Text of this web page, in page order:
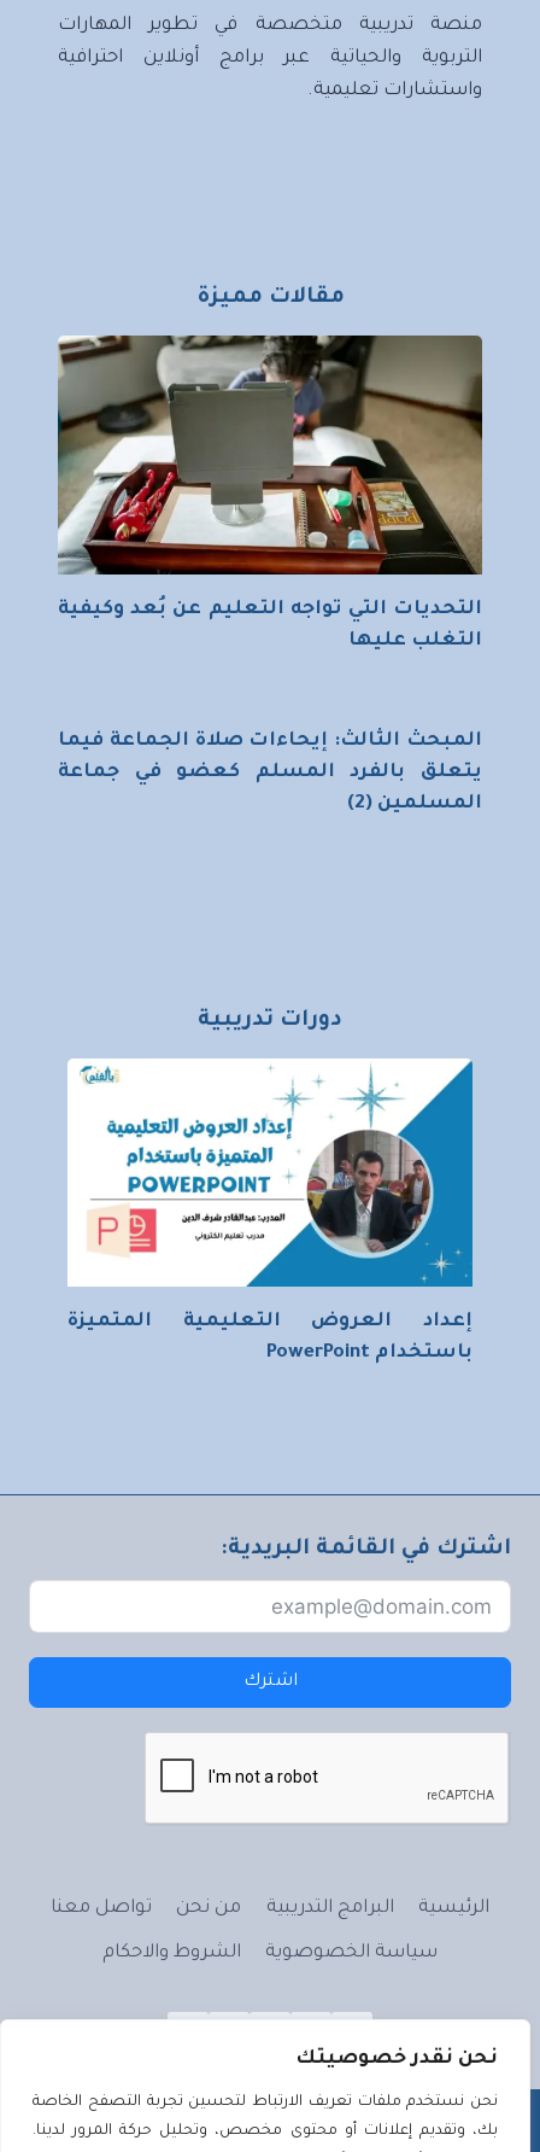
نحن نقدر خصوصيتك
نحن نستخدم ملفات تعريف الارتباط لتحسين تجربة التصفح الخاصة
بك، وتقديم إعلانات أو محتوى مخصص، وتحليل حركة المرور لدينا.
منصة تدريبية متخصصة في تطوير المهارات
التربوية والحياتية عبر برامج أونلاين احترافية
واستشارات تعليمية.
مقالات مميزة
التحديات التي تواجه التعليم عن بُعد وكيفية
التغلب عليها
المبحث الثالث: إيحاءات صلاة الجماعة فيما
يتعلق بالفرد المسلم كعضو في جماعة
المسلمين (2)
دورات تدريبية
إعداد العروض التعليمية المتميزة
باستخدام PowerPoint
اشترك في القائمة البريدية:
اشترك
الرئيسية البرامج التدريبية من نحن تواصل معنا
سياسة الخصوصوية الشروط والاحكام